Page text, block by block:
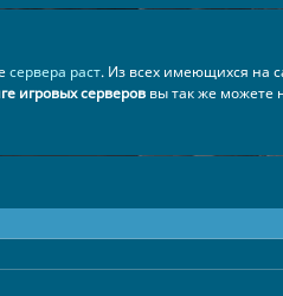
сервера раст. Из всех имеющихся на
игровых сервероввы так же можете